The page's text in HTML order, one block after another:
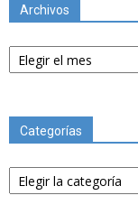
Archivos
Archivos
Categorías
Categorías